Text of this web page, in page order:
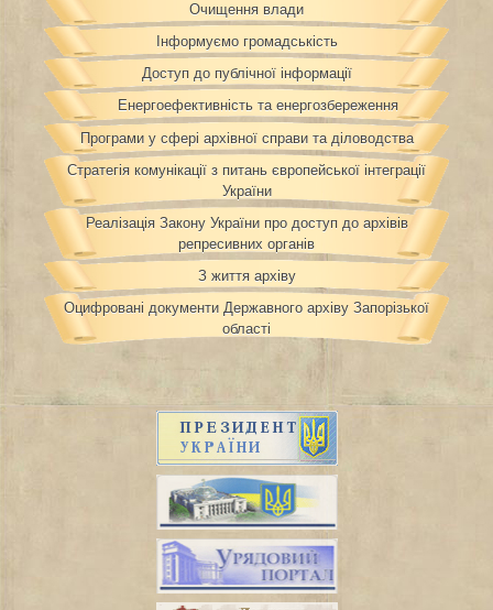
Очищення влади
Інформуємо громадськість
Доступ до публічної інформації
Енергоефективність та енергозбереження
Програми у сфері архівної справи та діловодства
Стратегія комунікації з питань європейської інтеграції
України
Реалізація Закону України про доступ до архівів
репресивних органів
З життя архіву
Оцифровані документи Державного архіву Запорізької
області